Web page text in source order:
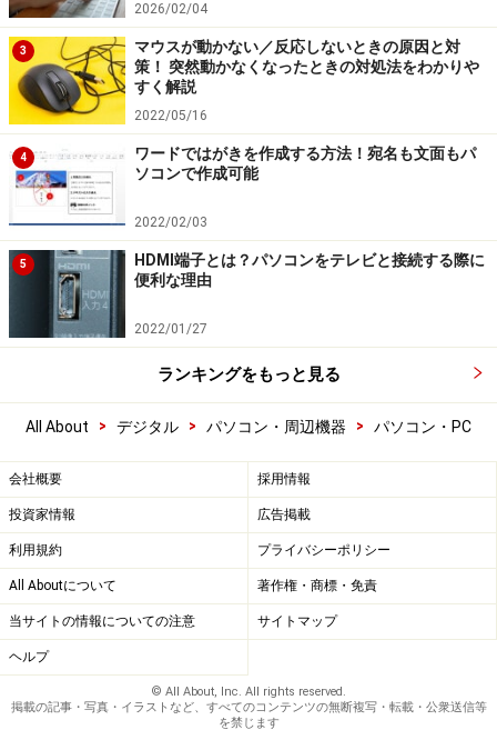
2026/02/04
3
マウスが動かない／反応しないときの原因と対
策！ 突然動かなくなったときの対処法をわかりや
すく解説
2022/05/16
4
ワードではがきを作成する方法！宛名も文面もパ
ソコンで作成可能
2022/02/03
5
HDMI端子とは？パソコンをテレビと接続する際に
便利な理由
2022/01/27
ランキングをもっと見る
All About > デジタル > パソコン・周辺機器 > パソコン・PC
会社概要 採用情報
投資家情報 広告掲載
利用規約 プライバシーポリシー
All Aboutについて 著作権・商標・免責
当サイトの情報についての注意 サイトマップ
ヘルプ
© All About, Inc. All rights reserved.
掲載の記事・写真・イラストなど、すべてのコンテンツの無断複写・転載・公衆送信等
を禁じます